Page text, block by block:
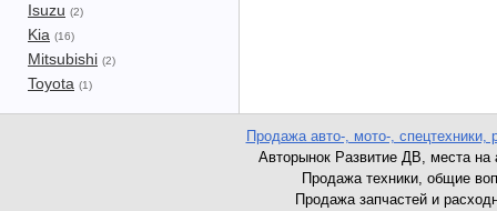
Isuzu (2)
Kia (16)
Mitsubishi (2)
Toyota (1)
Продажа авто-, мото-, спецтехники,
Авторынок Развитие ДВ, места на
Продажа техники, общие
Продажа запчастей и